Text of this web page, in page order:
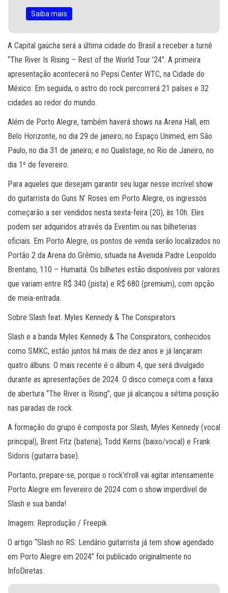
Saiba mais
A Capital gaúcha será a última cidade do Brasil a receber a turnê
“The River Is Rising – Rest of the World Tour ’24”. A primeira
apresentação acontecerá no Pepsi Center WTC, na Cidade do
México. Em seguida, o astro do rock percorrerá 21 países e 32
cidades ao redor do mundo.
Além de Porto Alegre, também haverá shows na Arena Hall, em
Belo Horizonte, no dia 29 de janeiro; no Espaço Unimed, em São
Paulo, no dia 31 de janeiro; e no Qualistage, no Rio de Janeiro, no
dia 1º de fevereiro.
Para aqueles que desejam garantir seu lugar nesse incrível show
do guitarrista do Guns N’ Roses em Porto Alegre, os ingressos
começarão a ser vendidos nesta sexta-feira (20), às 10h. Eles
podem ser adquiridos através da Eventim ou nas bilheterias
oficiais. Em Porto Alegre, os pontos de venda serão localizados no
Portão 2 da Arena do Grêmio, situada na Avenida Padre Leopoldo
Brentano, 110 – Humaitá. Os bilhetes estão disponíveis por valores
que variam entre R$ 340 (pista) e R$ 680 (premium), com opção
de meia-entrada.
Sobre Slash feat. Myles Kennedy & The Conspirators
Slash e a banda Myles Kennedy & The Conspirators, conhecidos
como SMKC, estão juntos há mais de dez anos e já lançaram
quatro álbuns. O mais recente é o álbum 4, que será divulgado
durante as apresentações de 2024. O disco começa com a faixa
de abertura “The River is Rising”, que já alcançou a sétima posição
nas paradas de rock.
A formação do grupo é composta por Slash, Myles Kennedy (vocal
principal), Brent Fitz (bateria), Todd Kerns (baixo/vocal) e Frank
Sidoris (guitarra base).
Portanto, prepare-se, porque o rock’n’roll vai agitar intensamente
Porto Alegre em fevereiro de 2024 com o show imperdível de
Slash e sua banda!
Imagem: Reprodução / Freepik
O artigo “Slash no RS: Lendário guitarrista já tem show agendado
em Porto Alegre em 2024” foi publicado originalmente no
InfoDiretas.